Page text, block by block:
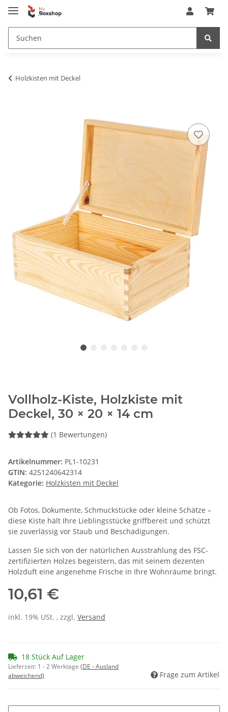
Holzkisten mit Deckel
Vollholz-Kiste, Holzkiste mit
Deckel, 30 × 20 × 14 cm
(1 Bewertungen)
Artikelnummer: PL1-10231
GTIN: 4251240642314
Kategorie: Holzkisten mit Deckel
Ob Fotos, Dokumente, Schmuckstücke oder kleine Schätze –
diese Kiste hält Ihre Lieblingsstücke griffbereit und schützt
sie zuverlässig vor Staub und Beschädigungen.
Lassen Sie sich von der natürlichen Ausstrahlung des FSC-
zertifizierten Holzes begeistern, das mit seinem dezenten
Holzduft eine angenehme Frische in Ihre Wohnräume bringt.
10,61 €
inkl. 19% USt. , zzgl. Versand
18 Stück Auf Lager
Lieferzeit: 1 - 2 Werktage (DE - Ausland
abweichend)
Frage zum Artikel